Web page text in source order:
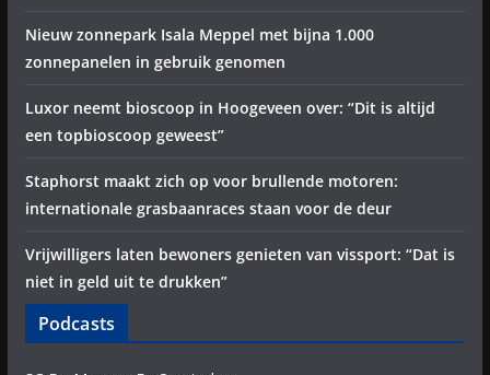
Nieuw zonnepark Isala Meppel met bijna 1.000
zonnepanelen in gebruik genomen
Luxor neemt bioscoop in Hoogeveen over: “Dit is altijd
een topbioscoop geweest”
Staphorst maakt zich op voor brullende motoren:
internationale grasbaanraces staan voor de deur
Vrijwilligers laten bewoners genieten van vissport: “Dat is
niet in geld uit te drukken”
Podcasts